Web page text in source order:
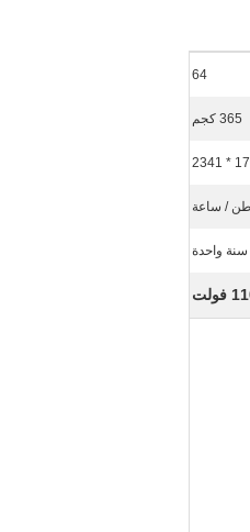
64
365 كجم
سنة واحدة